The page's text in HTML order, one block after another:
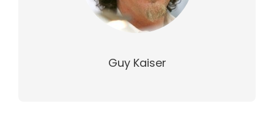
Guy Kaiser